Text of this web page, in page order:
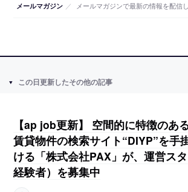
メールマガジン ／ メールマガジンで最新の情報を配信
この日更新したその他の記事
【ap job更新】 空間的に特徴のあ
賃貸物件の検索サイト“DIYP”を手
ける「株式会社PAX」が、運営ス
経験者）を募集中